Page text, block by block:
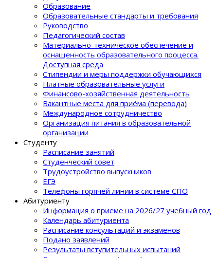
Образование
Образовательные стандарты и требования
Руководство
Педагогический состав
Материально-техническое обеспечение и
оснащенность образовательного процеcса.
Доступная среда
Стипендии и меры поддержки обучающихся
Платные образовательные услуги
Финансово-хозяйственная деятельность
Вакантные места для приёма (перевода)
Международное сотрудничество
Организация питания в образовательной
организации
Студенту
Расписание занятий
Студенческий совет
Трудоустройство выпускников
ЕГЭ
Телефоны горячей линии в системе СПО
Абитуриенту
Информация о приеме на 2026/27 учебный год
Календарь абитуриента
Расписание консультаций и экзаменов
Подано заявлений
Результаты вступительных испытаний